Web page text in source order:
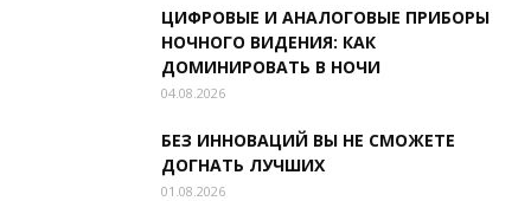
ЦИФРОВЫЕ И АНАЛОГОВЫЕ ПРИБОРЫ
НОЧНОГО ВИДЕНИЯ: КАК
ДОМИНИРОВАТЬ В НОЧИ
04.08.2026
БЕЗ ИННОВАЦИЙ ВЫ НЕ СМОЖЕТЕ
ДОГНАТЬ ЛУЧШИХ
01.08.2026